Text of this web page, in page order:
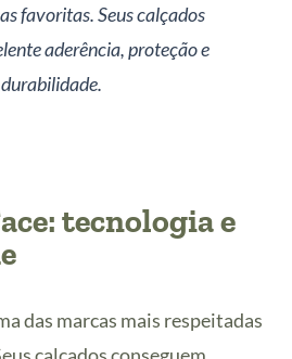
favoritas. Seus calçados
aderência, proteção e
durabilidade.
tecnologia e
das marcas mais respeitadas